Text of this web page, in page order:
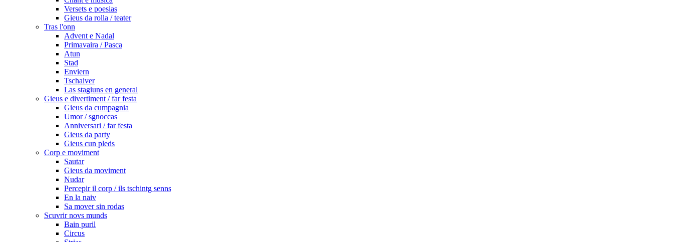
Versets e poesias
Gieus da rolla / teater
Tras l'onn
Advent e Nadal
Primavaira / Pasca
Atun
Stad
Enviern
Tschaiver
Las stagiuns en general
Gieus e divertiment / far festa
Gieus da cumpagnia
Umor / sgnoccas
Anniversari / far festa
Gieus da party
Gieus cun pleds
Corp e moviment
Sautar
Gieus da moviment
Nudar
Percepir il corp / ils tschintg senns
En la naiv
Sa mover sin rodas
Scuvrir novs munds
Bain puril
Circus